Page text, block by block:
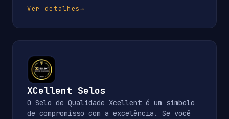
Ver detalhes→
XCellent Selos
O Selo de Qualidade Xcellent é um símbolo
de compromisso com a excelência. Se você